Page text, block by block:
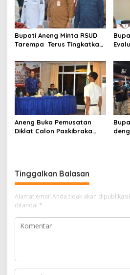
Bupati Aneng Minta RSUD
Tarempa Terus Tingkatkan
2026
Aneng Buka Pemusatan
Diklat Calon Paskibraka
Tinggalkan Balasan
Alamat email Anda tidak akan
ditandai *